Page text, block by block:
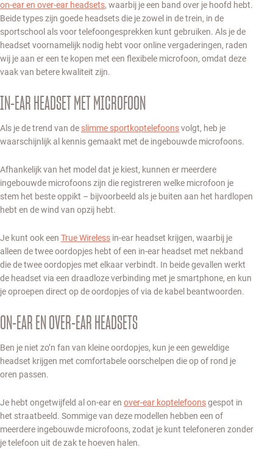
on-ear en over-ear headsets, waarbij je een band over je hoofd hebt.
Beide types zijn goede headsets die je zowel in de trein, in de
sportschool als voor telefoongesprekken kunt gebruiken. Als je de
headset voornamelijk nodig hebt voor online vergaderingen, raden
wij je aan er een te kopen met een flexibele microfoon, omdat deze
vaak van betere kwaliteit zijn.
IN-EAR HEADSET MET MICROFOON
Als je de trend van de slimme sportkoptelefoonsvolgt, heb je
waarschijnlijk al kennis gemaakt met de ingebouwde microfoons.
Afhankelijk van het model dat je kiest, kunnen er meerdere
ingebouwde microfoons zijn die registreren welke microfoon je
stem het beste oppikt – bijvoorbeeld als je buiten aan het hardlopen
hebt en de wind van opzij hebt.
Je kunt ook een True Wireless in-ear headset krijgen, waarbij je
alleen de twee oordopjes hebt of een in-ear headset met nekband
die de twee oordopjes met elkaar verbindt. In beide gevallen werkt
de headset via een draadloze verbinding met je smartphone, en kun
je oproepen direct op de oordopjes of via de kabel beantwoorden.
ON-EAR EN OVER-EAR HEADSETS
Ben je niet zo’n fan van kleine oordopjes, kun je een geweldige
headset krijgen met comfortabele oorschelpen die op of rond je
oren passen.
Je hebt ongetwijfeld al on-ear en over-ear koptelefoonsgespot in
het straatbeeld. Sommige van deze modellen hebben een of
meerdere ingebouwde microfoons, zodat je kunt telefoneren zonder
je telefoon uit de zak te hoeven halen.